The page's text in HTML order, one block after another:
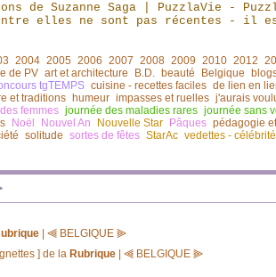
de Suzanne Saga | PuzzlaVie -
elles ne sont pas récentes
-
il
2004 2005 2006 2007 2008 2009 2010 2012
de PV art et architecture B.D. beauté Belgique
tgTEMPS cuisine - recettes faciles de lien en
et traditions humeur impasses et ruelles j'aurais
femmes journée des maladies rares journée sans
Noël Nouvel An Nouvelle Star Pâques pédagogie
solitude sortes de fêtes StarAc vedettes -
| ⫷ BELGIQUE ⫸
] de la Rubrique | ⫷ BELGIQUE ⫸